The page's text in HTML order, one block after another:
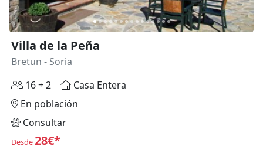
Villa de la Peña
Bretun - Soria
16 + 2
Casa Entera
En población
Consultar
Desde28€*